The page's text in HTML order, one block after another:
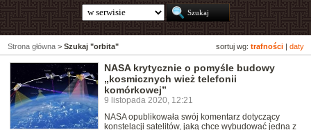
sortuj wg: trafności daty
Strona główna > Szukaj "orbita"
NASA krytycznie o pomyśle budowy
„kosmicznych wież telefonii
komórkowej”
9 listopada 2020, 12:21
NASA opublikowała swój komentarz dotyczący
konstelacji satelitów, jaką chce wybudować jedna z